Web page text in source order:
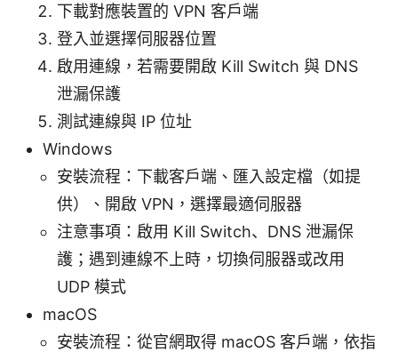
下載對應裝置的 VPN 客戶端
登入並選擇伺服器位置
啟用連線，若需要開啟 Kill Switch 與 DNS
泄漏保護
測試連線與 IP 位址
Windows
安裝流程：下載客戶端、匯入設定檔（如提
供）、開啟 VPN，選擇最適伺服器
注意事項：啟用 Kill Switch、DNS 泄漏保
護；遇到連線不上時，切換伺服器或改用
UDP 模式
macOS
安裝流程：從官網取得 macOS 客戶端，依指